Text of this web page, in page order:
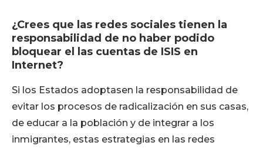
¿Crees que las redes sociales tienen la
responsabilidad de no haber podido
bloquear el las cuentas de ISIS en
Internet?
Si los Estados adoptasen la responsabilidad de
evitar los procesos de radicalización en sus casas,
de educar a la población y de integrar a los
inmigrantes, estas estrategias en las redes